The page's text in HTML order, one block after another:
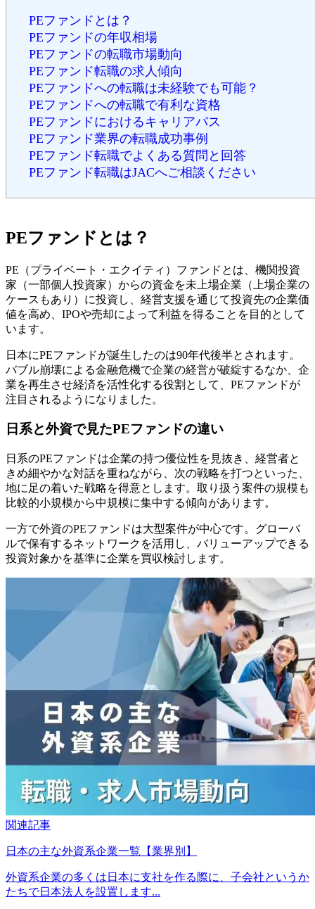
PEファンドとは？
PEファンドの年収相場
PEファンドの転職市場動向
PEファンド転職の求人傾向
PEファンドへの転職は未経験でも可能？
PEファンドへの転職で有利な資格
PEファンドにおけるキャリアパス
PEファンド業界の転職成功事例
PEファンド転職でよくある質問と回答
PEファンド転職はJACへご相談ください
PEファンドとは？
PE（プライベート・エクイティ）ファンドとは、機関投資
家（一部個人投資家）からの資金を未上場企業（上場企業の
ケースもあり）に投資し、経営支援を通じて投資先の企業価
値を高め、IPOや売却によって利益を得ることを目的として
います。
日本にPEファンドが誕生したのは90年代後半とされます。
バブル崩壊による金融危機で企業の経営が破綻するなか、企
業を再生させ経済を活性化する役割として、PEファンドが
注目されるようになりました。
日系と外資で見たPEファンドの違い
日系のPEファンドは企業の持つ優位性を見抜き、経営者と
きめ細やかな対話を重ねながら、次の戦略を打つといった、
地に足の着いた戦略を得意とします。取り扱う案件の規模も
比較的小規模から中規模に集中する傾向があります。
一方で外資のPEファンドは大型案件が中心です。グローバ
ルで保有するネットワークを活用し、バリューアップできる
投資対象かを基準に企業を買収検討します。
関連記事
日本の主な外資系企業一覧【業界別】
外資系企業の多くは日本に支社を作る際に、子会社というか
たちで日本法人を設置します...